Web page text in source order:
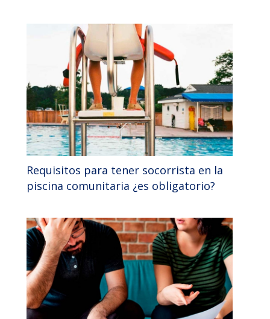
Requisitos para tener socorrista en la
piscina comunitaria ¿es obligatorio?